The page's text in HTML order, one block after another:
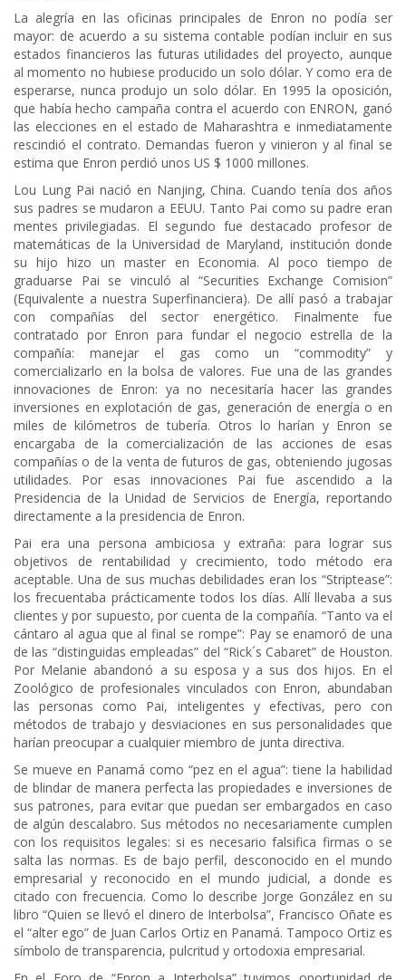
La alegría en las oficinas principales de Enron no podía ser
mayor: de acuerdo a su sistema contable podían incluir en sus
estados financieros las futuras utilidades del proyecto, aunque
al momento no hubiese producido un solo dólar. Y como era de
esperarse, nunca produjo un solo dólar. En 1995 la oposición,
que había hecho campaña contra el acuerdo con ENRON, ganó
las elecciones en el estado de Maharashtra e inmediatamente
rescindió el contrato. Demandas fueron y vinieron y al final se
estima que Enron perdió unos US $ 1000 millones.
Lou Lung Pai nació en Nanjing, China. Cuando tenía dos años
sus padres se mudaron a EEUU. Tanto Pai como su padre eran
mentes privilegiadas. El segundo fue destacado profesor de
matemáticas de la Universidad de Maryland, institución donde
su hijo hizo un master en Economia. Al poco tiempo de
graduarse Pai se vinculó al “Securities Exchange Comision”
(Equivalente a nuestra Superfinanciera). De allí pasó a trabajar
con compañías del sector energético. Finalmente fue
contratado por Enron para fundar el negocio estrella de la
compañía: manejar el gas como un “commodity” y
comercializarlo en la bolsa de valores. Fue una de las grandes
innovaciones de Enron: ya no necesitaría hacer las grandes
inversiones en explotación de gas, generación de energía o en
miles de kilómetros de tubería. Otros lo harían y Enron se
encargaba de la comercialización de las acciones de esas
compañías o de la venta de futuros de gas, obteniendo jugosas
utilidades. Por esas innovaciones Pai fue ascendido a la
Presidencia de la Unidad de Servicios de Energía, reportando
directamente a la presidencia de Enron.
Pai era una persona ambiciosa y extraña: para lograr sus
objetivos de rentabilidad y crecimiento, todo método era
aceptable. Una de sus muchas debilidades eran los “Striptease”:
los frecuentaba prácticamente todos los días. Allí llevaba a sus
clientes y por supuesto, por cuenta de la compañía. “Tanto va el
cántaro al agua que al final se rompe”: Pay se enamoró de una
de las “distinguidas empleadas” del “Rick´s Cabaret” de Houston.
Por Melanie abandonó a su esposa y a sus dos hijos. En el
Zoológico de profesionales vinculados con Enron, abundaban
las personas como Pai, inteligentes y efectivas, pero con
métodos de trabajo y desviaciones en sus personalidades que
harían preocupar a cualquier miembro de junta directiva.
Se mueve en Panamá como “pez en el agua”: tiene la habilidad
de blindar de manera perfecta las propiedades e inversiones de
sus patrones, para evitar que puedan ser embargados en caso
de algún descalabro. Sus métodos no necesariamente cumplen
con los requisitos legales: si es necesario falsifica firmas o se
salta las normas. Es de bajo perfil, desconocido en el mundo
empresarial y reconocido en el mundo judicial, a donde es
citado con frecuencia. Como lo describe Jorge González en su
libro “Quien se llevó el dinero de Interbolsa”, Francisco Oñate es
el “alter ego” de Juan Carlos Ortiz en Panamá. Tampoco Ortiz es
símbolo de transparencia, pulcritud y ortodoxia empresarial.